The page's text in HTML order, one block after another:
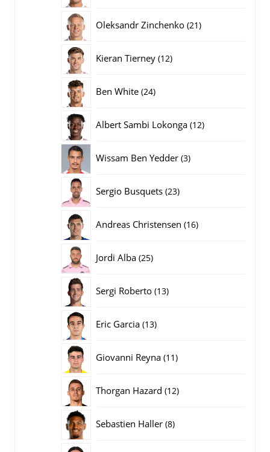
Oleksandr Zinchenko 2121
Kieran Tierney 1212
Ben White 2424
Albert Sambi Lokonga 1212
Wissam Ben Yedder 33
Sergio Busquets 2323
Andreas Christensen 1616
Jordi Alba 2525
Sergi Roberto 1313
Eric Garcia 1313
Giovanni Reyna 1111
Thorgan Hazard 1212
Sebastien Haller 88